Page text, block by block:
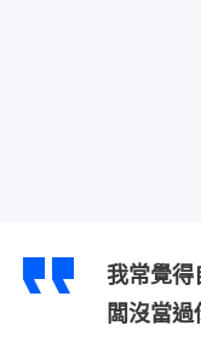
我常覺得
闆沒當